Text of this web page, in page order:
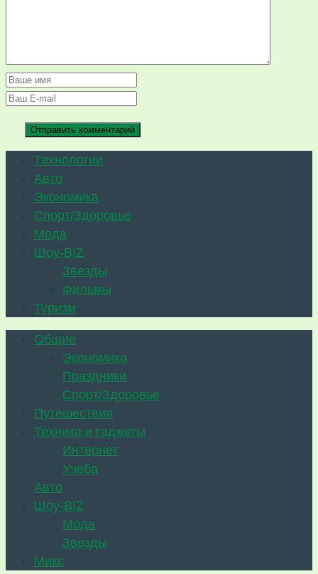
Технологии
Авто
Экономика
Спорт/Здоровье
Мода
Шоу-BIZ
Звезды
Фильмы
Туризм
Общие
Экономика
Праздники
Спорт/Здоровье
Путешествия
Техника и гаджеты
Интернет
Учеба
Авто
Шоу-BIZ
Мода
Звезды
Микс